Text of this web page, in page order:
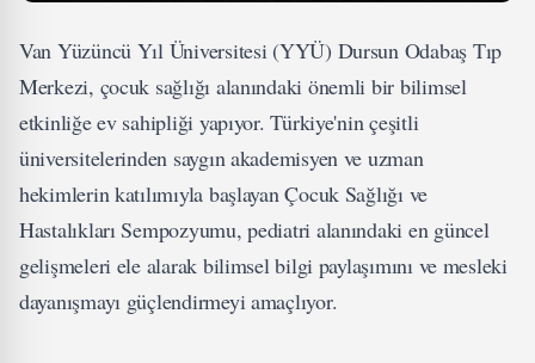
Van Yüzüncü Yıl Üniversitesi (YYÜ) Dursun Odabaş Tıp
Merkezi, çocuk sağlığı alanındaki önemli bir bilimsel
etkinliğe ev sahipliği yapıyor. Türkiye'nin çeşitli
üniversitelerinden saygın akademisyen ve uzman
hekimlerin katılımıyla başlayan Çocuk Sağlığı ve
Hastalıkları Sempozyumu, pediatri alanındaki en güncel
gelişmeleri ele alarak bilimsel bilgi paylaşımını ve mesleki
dayanışmayı güçlendirmeyi amaçlıyor.